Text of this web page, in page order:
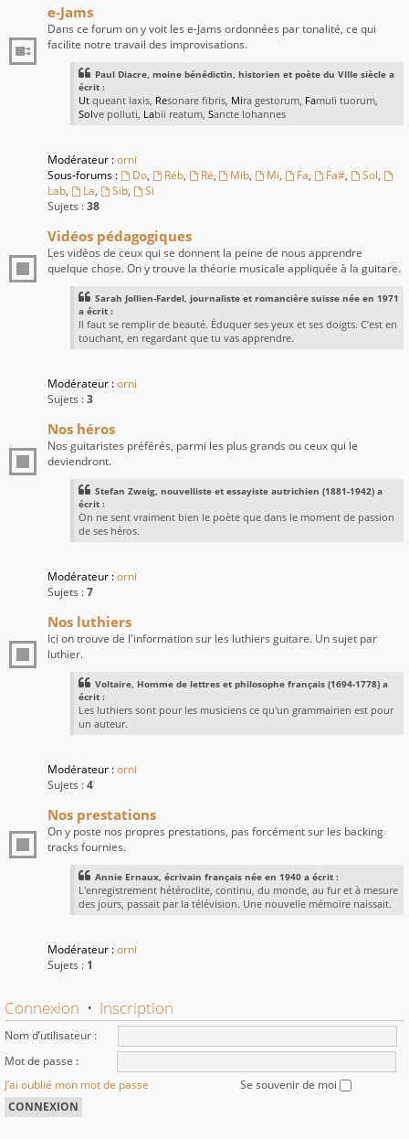
e-Jams
Dans ce forum on y voit les e-Jams ordonnées par tonalité, ce qui
facilite notre travail des improvisations.
Paul Diacre, moine bénédictin, historien et poète du VIIIe siècle a
écrit :
Ut queant laxis, Resonare fibris, Mira gestorum, Famuli tuorum,
Solve polluti, Labii reatum, Sancte Iohannes
Modérateur :orni
Sous-forums :
Do, Réb, Ré, Mib, Mi, Fa, Fa#, Sol,
Lab, La, Sib,
Si
Sujets :38
Vidéos pédagogiques
Les vidéos de ceux qui se donnent la peine de nous apprendre
quelque chose. On y trouve la théorie musicale appliquée à la guitare.
Sarah Jollien-Fardel, journaliste et romancière suisse née en 1971
a écrit :
Il faut se remplir de beauté. Éduquer ses yeux et ses doigts. C’est en
touchant, en regardant que tu vas apprendre.
Modérateur :orni
Sujets :3
Nos héros
Nos guitaristes préférés, parmi les plus grands ou ceux qui le
deviendront.
Stefan Zweig, nouvelliste et essayiste autrichien (1881-1942) a
écrit :
On ne sent vraiment bien le poète que dans le moment de passion
de ses héros.
Modérateur :orni
Sujets :7
Nos luthiers
Ici on trouve de l'information sur les luthiers guitare. Un sujet par
luthier.
Voltaire, Homme de lettres et philosophe français (1694-1778) a
écrit :
Les luthiers sont pour les musiciens ce qu'un grammairien est pour
un auteur.
Modérateur :orni
Sujets :4
Nos prestations
On y poste nos propres prestations, pas forcément sur les backing
tracks fournies.
Annie Ernaux, écrivain français née en 1940 a écrit :
L'enregistrement hétéroclite, continu, du monde, au fur et à mesure
des jours, passait par la télévision. Une nouvelle mémoire naissait.
Modérateur :orni
Sujets : 1
Connexion • Inscription
Nom d’utilisateur :
Mot de passe :
J’ai oublié mon mot de passe
Se souvenir de moi